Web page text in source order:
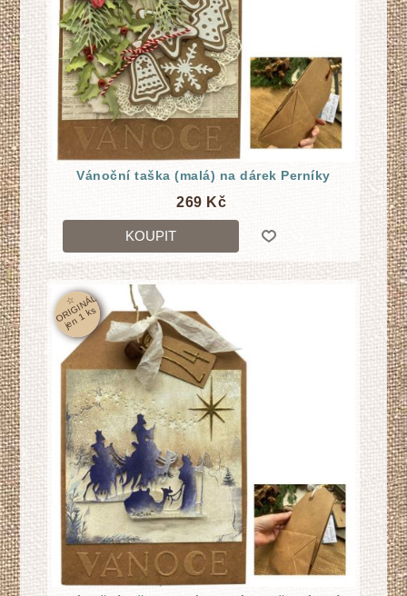
Vánoční taška (malá) na dárek Perníky
269 Kč
KOUPIT
☆
O
RI
GI
N
Á
L
j
e
n
1
k
s